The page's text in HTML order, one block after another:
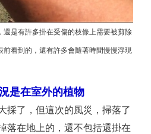
是有許多掛在受傷的枝條上需要被剪除
前看到的，還有許多會隨著時間慢慢浮現
是在室外的植物
採了，但這次的風災，掃落了
落在地上的，還不包括還掛在